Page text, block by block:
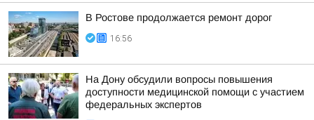
В Ростове продолжается ремонт дорог
16:56
На Дону обсудили вопросы повышения
доступности медицинской помощи с участием
федеральных экспертов